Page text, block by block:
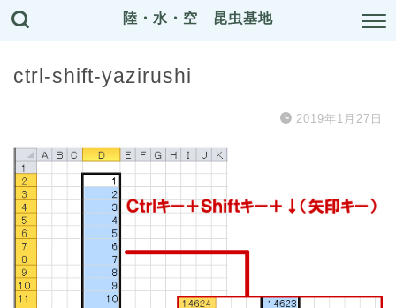
陸・水・空 昆虫基地
ctrl-shift-yazirushi
2019年1月27日